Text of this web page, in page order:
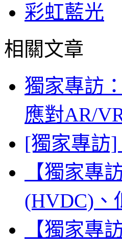
彩虹藍光
相關文章
獨家專訪
應對AR/
[獨家專訪]
【獨家專
(HVDC)、
【獨家專